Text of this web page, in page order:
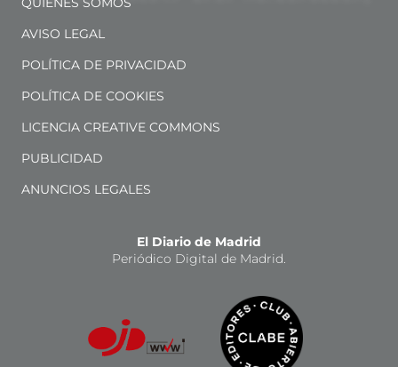
AVISO LEGAL
POLÍTICA DE PRIVACIDAD
POLÍTICA DE COOKIES
LICENCIA CREATIVE COMMONS
PUBLICIDAD
ANUNCIOS LEGALES
El Diario de Madrid
Periódico Digital de Madrid.